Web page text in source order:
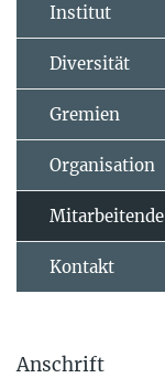
Institut
Diversität
Gremien
Organisation
Mitarbeitende
Kontakt
Anschrift